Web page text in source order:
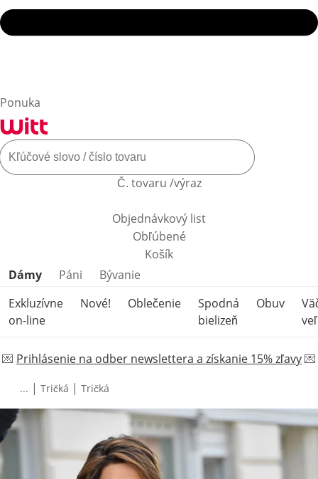
Ponuka
Č. tovaru /výraz
Objednávkový list
Obľúbené
Košík
Preskočiť kategórie produktov
Dámy Páni
Bývanie
Exkluzívne
on-line
Nové! Oblečenie
Spodná
bielizeň
Obuv
💌 Prihlásenie na odber newslettera a získanie 15% zľavy💌
... | Tričká | Tričká